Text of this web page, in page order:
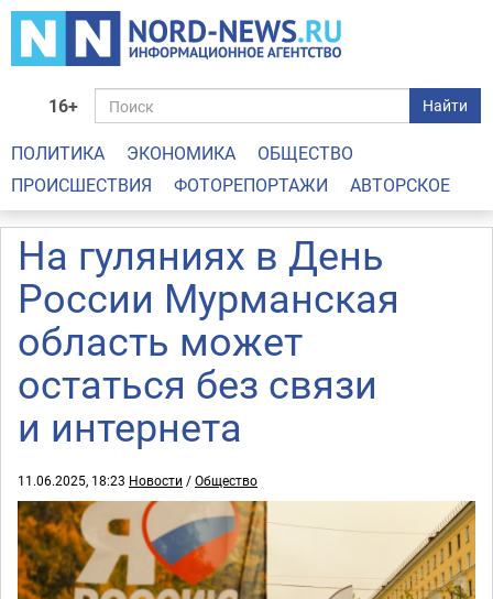
16+ Найти
ПОЛИТИКА ЭКОНОМИКА
ОБЩЕСТВО
ПРОИСШЕСТВИЯ
ФОТОРЕПОРТАЖИ АВТОРСКОЕ
На гуляниях в День
России Мурманская
область может
остаться без связи
и интернета
11.06.2025, 18:23 Новости /Общество